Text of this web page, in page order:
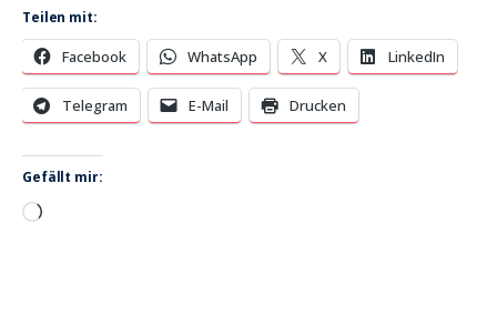
Teilen mit:
Facebook WhatsApp X LinkedIn
Telegram E-Mail Drucken
Gefällt mir:
Wird